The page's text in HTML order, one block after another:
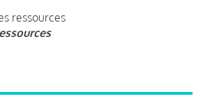
ressources